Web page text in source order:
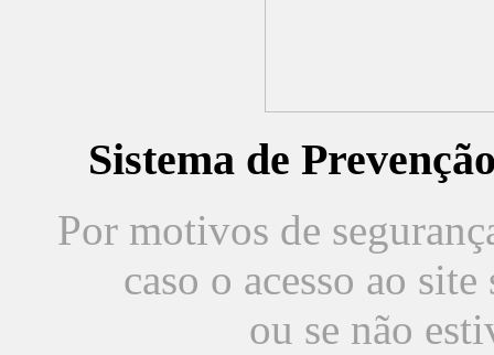
Sistema de
Por motivos de
caso o acesso ao
ou se não